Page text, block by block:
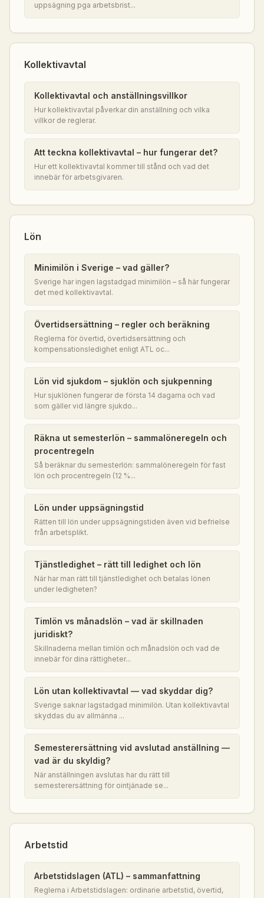
uppsägning pga arbetsbrist...
Kollektivavtal
Kollektivavtal och anställningsvillkor
Hur kollektivavtal påverkar din anställning och vilka
villkor de reglerar.
Att teckna kollektivavtal – hur fungerar det?
Hur ett kollektivavtal kommer till stånd och vad det
innebär för arbetsgivaren.
Lön
Minimilön i Sverige – vad gäller?
Sverige har ingen lagstadgad minimilön – så här fungerar
det med kollektivavtal.
Övertidsersättning – regler och beräkning
Reglerna för övertid, övertidsersättning och
kompensationsledighet enligt ATL oc...
Lön vid sjukdom – sjuklön och sjukpenning
Hur sjuklönen fungerar de första 14 dagarna och vad
som gäller vid längre sjukdo...
Räkna ut semesterlön – sammalöneregeln och
procentregeln
Så beräknar du semesterlön: sammalöneregeln för fast
lön och procentregeln (12 %...
Lön under uppsägningstid
Rätten till lön under uppsägningstiden även vid befrielse
från arbetsplikt.
Tjänstledighet – rätt till ledighet och lön
När har man rätt till tjänstledighet och betalas lönen
under ledigheten?
Timlön vs månadslön – vad är skillnaden
juridiskt?
Skillnaderna mellan timlön och månadslön och vad de
innebär för dina rättigheter...
Lön utan kollektivavtal — vad skyddar dig?
Sverige saknar lagstadgad minimilön. Utan kollektivavtal
skyddas du av allmänna ...
Semesterersättning vid avslutad anställning —
vad är du skyldig?
När anställningen avslutas har du rätt till
semesterersättning för ointjänade se...
Arbetstid
Arbetstidslagen (ATL) – sammanfattning
Reglerna i Arbetstidslagen: ordinarie arbetstid, övertid,